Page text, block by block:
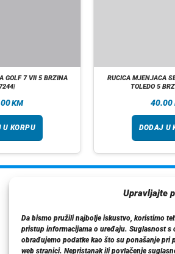
Upravljajte
Da bismo pružili najbolje iskustvo, koristimo
pristup informacijama o uređaju. Suglasnost
obrađujemo podatke kao što su ponašanje
web stranici. Nepristanak ili povlačenje
GOLF 7 VII 5 BRZINA
KM
U KORPU
RUCICA MJENJACA
TOLEDO 5
40.00
DODAJ U
Dostava
Politika privatnosti